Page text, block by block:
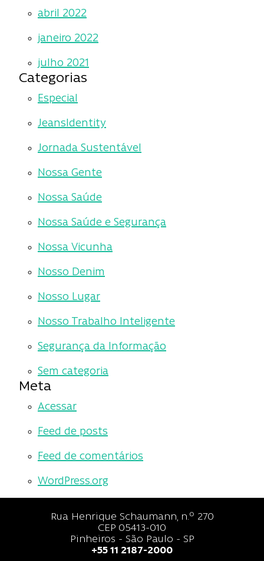
abril 2022
janeiro 2022
julho 2021
Categorias
Especial
JeansIdentity
Jornada Sustentável
Nossa Gente
Nossa Saúde
Nossa Saúde e Segurança
Nossa Vicunha
Nosso Denim
Nosso Lugar
Nosso Trabalho Inteligente
Segurança da Informação
Sem categoria
Meta
Acessar
Feed de posts
Feed de comentários
WordPress.org
Rua Henrique Schaumann, n.º 270
CEP 05413-010
Pinheiros - São Paulo - SP
+55 11 2187-2000